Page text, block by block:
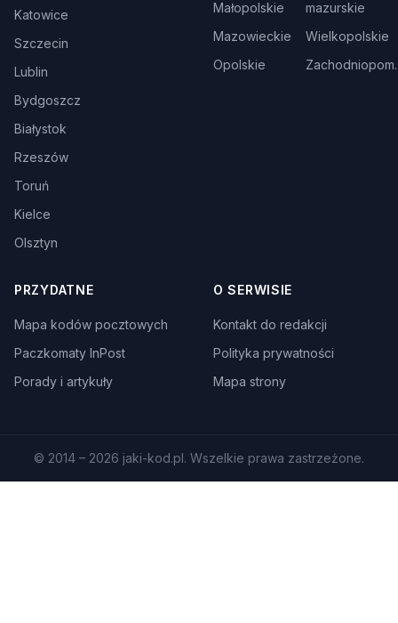
Katowice
Szczecin
Lublin
Bydgoszcz
Białystok
Rzeszów
Toruń
Kielce
Olsztyn
Małopolskie
Mazowieckie
Opolskie
mazurskie
Wielkopolskie
Zachodniopom.
PRZYDATNE
Mapa kodów pocztowych
Paczkomaty InPost
Porady i artykuły
O SERWISIE
Kontakt do redakcji
Polityka prywatności
Mapa strony
© 2014 – 2026 jaki-kod.pl. Wszelkie prawa zastrzeżone.